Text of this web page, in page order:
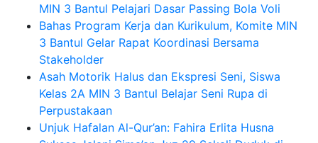
MIN 3 Bantul Pelajari Dasar Passing Bola Voli
Bahas Program Kerja dan Kurikulum, Komite MIN
3 Bantul Gelar Rapat Koordinasi Bersama
Stakeholder
Asah Motorik Halus dan Ekspresi Seni, Siswa
Kelas 2A MIN 3 Bantul Belajar Seni Rupa di
Perpustakaan
Unjuk Hafalan Al-Qur’an: Fahira Erlita Husna